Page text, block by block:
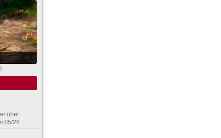
über
05/26